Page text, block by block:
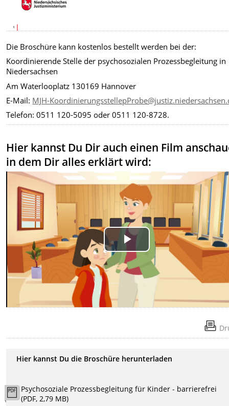
Die Broschüre kann kostenlos bestellt werden bei der:
Koordinierende Stelle der psychosozialen Prozessbegleitung in
Niedersachsen
Am Waterlooplatz 130169 Hannover
E-Mail: MJH-
Telefon: 0511 120-5095 oder 0511 120-8728.
Hier kannst Du Dir auch einen Film
in dem Dir alles erklärt wird:
Play
Video
Hier kannst Du die Broschüre herunterladen
Psychosoziale Prozessbegleitung für Kinder - barrierefrei
(PDF, 2,79 MB)